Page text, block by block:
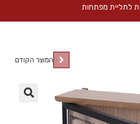
לתליית מפתחות
המוצר הקודם